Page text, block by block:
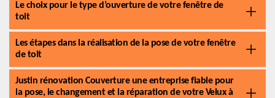
Le choix pour le type d’ouverture de votre fenêtre de
toit
Les étapes dans la réalisation de la pose de votre fenêtre
de toit
Justin rénovation Couverture une entreprise fiable pour
la pose, le changement et la réparation de votre Velux à